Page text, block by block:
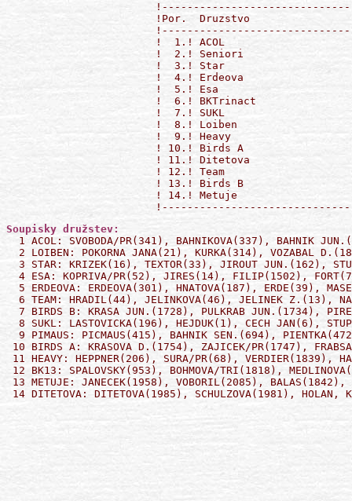
!Por.  Druzstvo
!  1.! ACOL
!  2.! Seniori
!  3.! Star
!  4.! Erdeova
!  5.! Esa
!  6.! BKTrinact
!  7.! SUKL
!  8.! Loiben
!  9.! Heavy
! 10.! Birds A
! 11.! Ditetova
! 12.! Team
! 13.! Birds B
! 14.! Metuje
1 ACOL: SVOBODA/PR(341), BAHNIKOVA(337), BAHNIK
2 LOIBEN: POKORNA JANA(21), KURKA(314), VOZABAL
3 STAR: KRIZEK(16), TEXTOR(33), JIROUT JUN.(162),
4 ESA: KOPRIVA/PR(52), JIRES(14), FILIP(1502),
5 ERDEOVA: ERDEOVA(301), HNATOVA(187), ERDE(39),
6 TEAM: HRADIL(44), JELINKOVA(46), JELINEK Z.(13),
7 BIRDS B: KRASA JUN.(1728), PULKRAB JUN.(1734),
8 SUKL: LASTOVICKA(196), HEJDUK(1), CECH JAN(6),
9 PIMAUS: PICMAUS(415), BAHNIK SEN.(694),
10 BIRDS A: KRASOVA D.(1754), ZAJICEK/PR(1747),
11 HEAVY: HEPPNER(206), SURA/PR(68), VERDIER(1839),
12 BK13: SPALOVSKY(953), BOHMOVA/TRI(1818),
13 METUJE: JANECEK(1958), VOBORIL(2085), BALAS(1842),